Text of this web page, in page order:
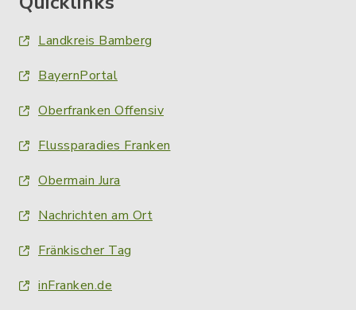
Landkreis Bamberg
BayernPortal
Oberfranken Offensiv
Flussparadies Franken
Obermain Jura
Nachrichten am Ort
Fränkischer Tag
inFranken.de